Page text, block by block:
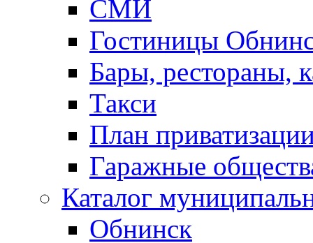
СМИ
Гостиницы
Бары, рестораны,
Такси
План
Гаражные
Каталог
Обнинск